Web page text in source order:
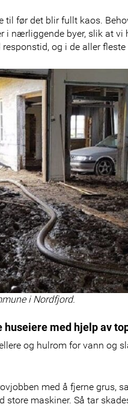
før det blir fullt kaos.
i nærliggende byer, slik at
og i de aller
i Nordfjord.
med hjelp av
og hulrom for vann og
med å fjerne grus,
maskiner. Så tar